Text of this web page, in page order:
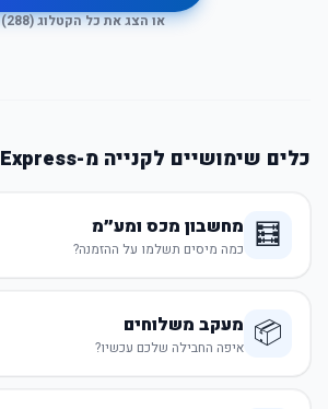
או הצג את כל הקטלוג (288
)
כלים שימושיים לקנייה מ-AliExpress
🧮 מחשבון מכס ומע״מ
כמה מיסים תשלמו על ההזמנה?
📦 מעקב משלוחים
איפה החבילה שלכם עכשיו?